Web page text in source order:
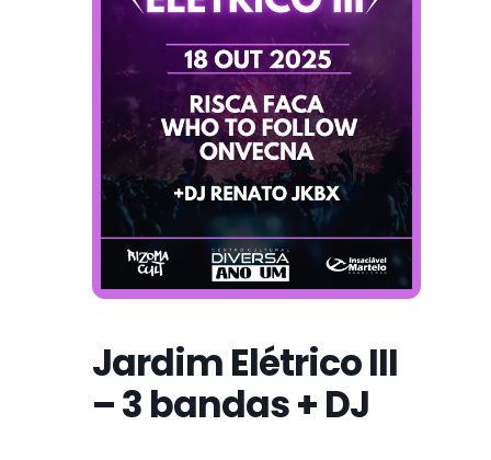
Jardim Elétrico III
– 3 bandas + DJ